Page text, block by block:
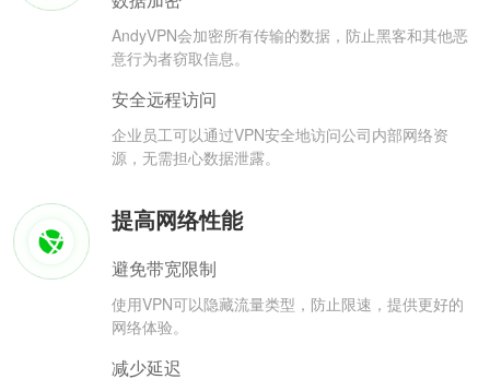
AndyVPN会加密所有传输的数据，防止黑客和其他恶
意行为者窃取信息。
安全远程访问
企业员工可以通过VPN安全地访问公司内部网络资
源，无需担心数据泄露。
提高网络性能
避免带宽限制
使用VPN可以隐藏流量类型，防止限速，提供更好的
网络体验。
减少延迟